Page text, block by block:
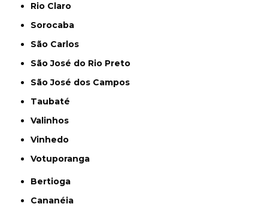
Rio Claro
Sorocaba
São Carlos
São José do Rio Preto
São José dos Campos
Taubaté
Valinhos
Vinhedo
Votuporanga
Bertioga
Cananéia